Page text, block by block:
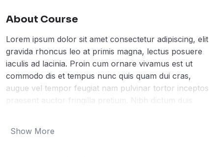
About Course
Lorem ipsum dolor sit amet consectetur adipiscing, elit
gravida rhoncus leo at primis magna, lectus posuere
iaculis ad lacinia. Proin cum ornare vivamus est ut
commodo dis et tempus nunc quis quam dui cras,
augue vel tempor feugiat nam pulvinar tortor inceptos
praesent auctor fringilla pretium. Nibh dictum duis
malesuada velit nec id eros. Primis et mi curae risus ac
Show More